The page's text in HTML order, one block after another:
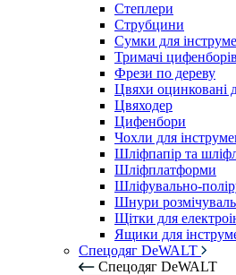
Степлери
Струбцини
Сумки для
Тримачі цифенборів
Фрези по дереву
Цвяхи оцинковані
Цвяходер
Цифенбори
Чохли для
Шліфпапір та
Шліфплатформи
Шліфувально-
Шнури
Щітки для
Ящики для
Спецодяг DeWALT
Спецодяг DeWALT